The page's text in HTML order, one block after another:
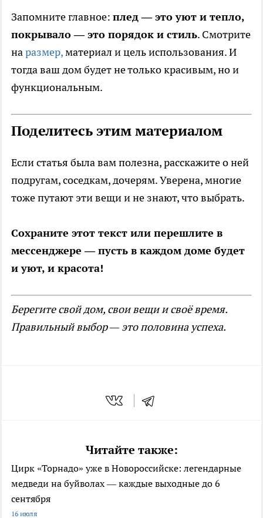
Запомните главное: плед — это уют и тепло,
покрывало — это порядок и стиль. Смотрите
наразмер,материал и цель использования. И
тогда ваш дом будет не только красивым, но и
функциональным.
Поделитесь этим материалом
Если статья была вам полезна, расскажите о ней
подругам, соседкам, дочерям. Уверена, многие
тоже путают эти вещи и не знают, что выбрать.
Сохраните этот текст или перешлите в
мессенджере — пусть в каждом доме будет
и уют, и красота!
Берегите свой дом, свои вещи и своё время.
Правильный выбор — это половина успеха.
Читайте также:
Цирк «Торнадо» уже в Новороссийске: легендарные
медведи на буйволах — каждые выходные до 6
сентября
16 июля